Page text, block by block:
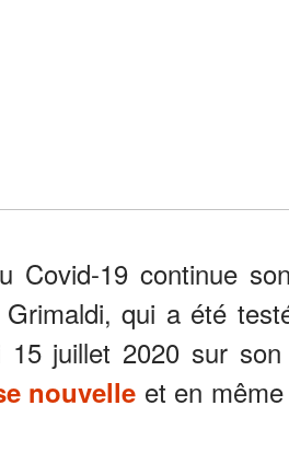
Covid-19 continue
qui a été
juillet 2020 sur
nouvelle et en